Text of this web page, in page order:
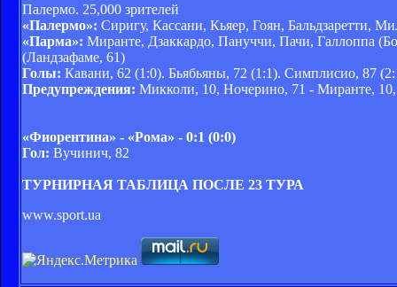
Палермо. 25,000 зрителей
«Палермо»: Сиригу, Кассани, Кьяер, Гоян, Бальдзаретти,
«Парма»: Миранте, Дзаккардо, Пануччи, Пачи, Галлоппа
(Ландзафаме, 61)
Голы: Кавани, 62 (1:0). Бьябьяны, 72 (1:1). Симплисио, 87
Предупреждения: Микколи, 10, Ночерино, 71 - Миранте,
«Фиорентина» - «Рома» - 0:1 (0:0)
Гол: Вучинич, 82
ТУРНИРНАЯ ТАБЛИЦА ПОСЛЕ 23 ТУРА
www.sport.ua